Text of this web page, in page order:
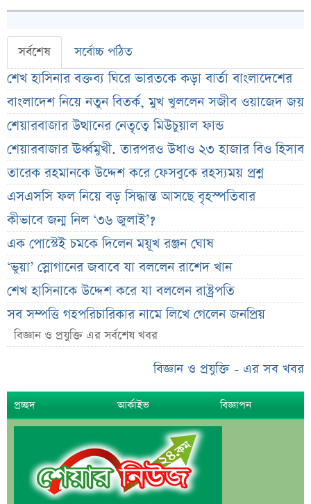
সর্বশেষ সর্বোচ্চ পঠিত
শেখ হাসিনার বক্তব্য ঘিরে ভারতকে কড়া বার্তা বাংলাদেশের
বাংলাদেশ নিয়ে নতুন বিতর্ক, মুখ খুললেন সজীব ওয়াজেদ জয়
শেয়ারবাজার উত্থানের নেতৃত্বে মিউচুয়াল ফান্ড
শেয়ারবাজার ঊর্ধ্বমুখী. তারপরও উধাও ২৩ হাজার বিও হিসাব
তারেক রহমানকে উদ্দেশ করে ফেসবুকে রহস্যময় প্রশ্ন
এসএসসি ফল নিয়ে বড় সিদ্ধান্ত আসছে বৃহস্পতিবার
কীভাবে জন্ম নিল ‘৩৬ জুলাই’?
এক পোস্টেই চমকে দিলেন ময়ূখ রঞ্জন ঘোষ
‘ভুয়া’ স্লোগানের জবাবে যা বললেন রাশেদ খান
শেখ হাসিনাকে উদ্দেশ করে যা বললেন রাষ্ট্রপতি
সব সম্পত্তি গৃহপরিচারিকার নামে লিখে গেলেন জনপ্রিয়
অভিনেতা
জাকারবার্গকে ৩ দিনের আলটিমেটাম ভারতের
সরকারি ওয়েবসাইটে ‘Error 503’, কারণ জানালেন
উপদেষ্টা
ব্যাংক কর্মকর্তার অভিযোগে তোলপাড়, অব্যাহতি এনসিপি
নেতার
ভাইরাল ‘৪ দিনের ছুটি’ দাবির ব্যাখ্যা দিল জনপ্রশাসন
বিজ্ঞান ও প্রযুক্তি এর সর্বশেষ খবর
বিজ্ঞান ও প্রযুক্তি - এর সব খবর
প্রচ্ছদ আর্কাইভ বিজ্ঞাপন